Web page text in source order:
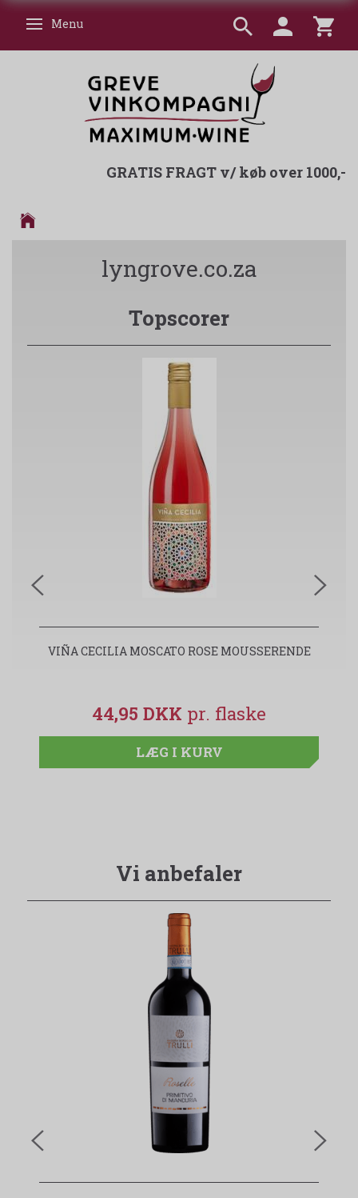
Skifte navigation
Menu
GRATIS FRAGT v/ køb over 1000,-
lyngrove.co.za
Topscorer
VIÑA CECILIA MOSCATO ROSE MOUSSERENDE
44,95 DKK
LÆG I KURV
Vi anbefaler